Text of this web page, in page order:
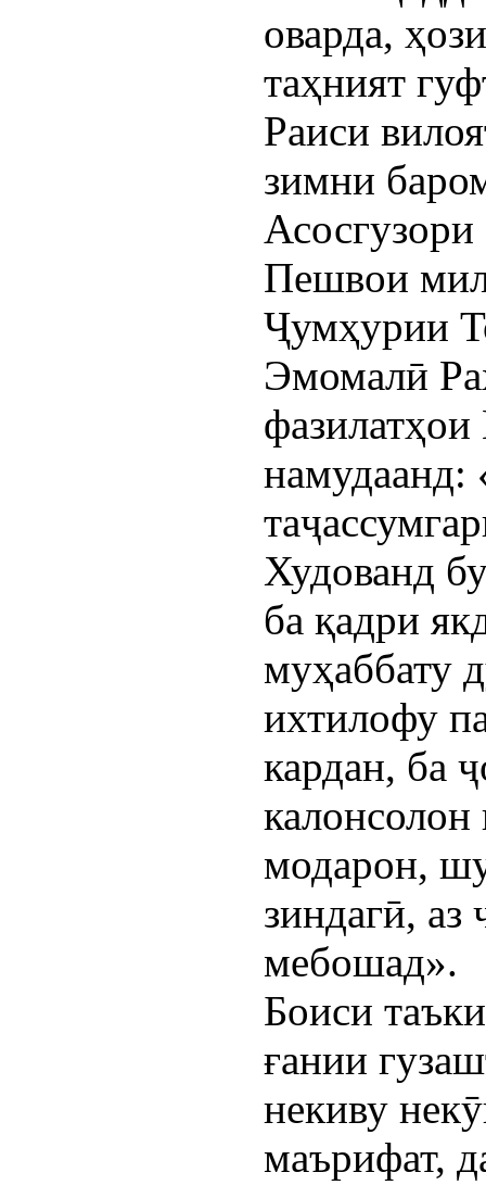
оварда,
таҳният
Раиси
зимни
Пешвои
Ҷумҳурии
Эмомалӣ
Худованд
ба қадри
муҳаббату
ихтилофу
кардан, ба
калонсолон
модарон,
зиндагӣ, аз
мебошад».
Боиси
ғании
некиву
маърифат,